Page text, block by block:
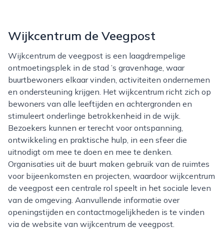
Wijkcentrum de Veegpost
Wijkcentrum de veegpost is een laagdrempelige
ontmoetingsplek in de stad ’s gravenhage, waar
buurtbewoners elkaar vinden, activiteiten ondernemen
en ondersteuning krijgen. Het wijkcentrum richt zich op
bewoners van alle leeftijden en achtergronden en
stimuleert onderlinge betrokkenheid in de wijk.
Bezoekers kunnen er terecht voor ontspanning,
ontwikkeling en praktische hulp, in een sfeer die
uitnodigt om mee te doen en mee te denken.
Organisaties uit de buurt maken gebruik van de ruimtes
voor bijeenkomsten en projecten, waardoor wijkcentrum
de veegpost een centrale rol speelt in het sociale leven
van de omgeving. Aanvullende informatie over
openingstijden en contactmogelijkheden is te vinden
via de website van wijkcentrum de veegpost.